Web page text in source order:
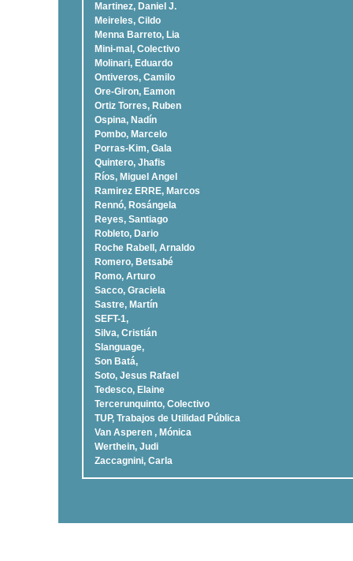
Martinez, Daniel J.
Meireles, Cildo
Menna Barreto, Lia
Mini-mal, Colectivo
Molinari, Eduardo
Ontiveros, Camilo
Ore-Giron, Eamon
Ortiz Torres, Ruben
Ospina, Nadí­n
Pombo, Marcelo
Porras-Kim, Gala
Quintero, Jhafis
Rí­os, Miguel Angel
Ramirez ERRE, Marcos
Rennó, Rosángela
Reyes, Santiago
Robleto, Dario
Roche Rabell, Arnaldo
Romero, Betsabé
Romo, Arturo
Sacco, Graciela
Sastre, Martí­n
SEFT-1,
Silva, Cristián
Slanguage,
Son Batá,
Soto, Jesus Rafael
Tedesco, Elaine
Tercerunquinto, Colectivo
TUP, Trabajos de Utilidad Pública
Van Asperen , Mónica
Werthein, Judi
Zaccagnini, Carla